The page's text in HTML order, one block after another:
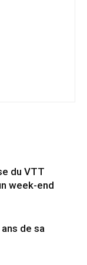
du VTT
week-end
de sa